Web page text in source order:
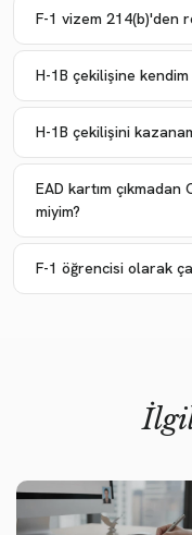
F-1 vizem 214(b)'den
H-1B çekilişine
H-1B çekilişini
EAD kartım çıkmadan
miyim?
F-1 öğrencisi olarak